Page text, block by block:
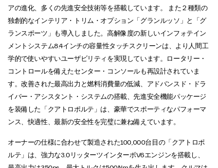
アの進化、多くの先進安全技術等を搭載しています。 また２種類の
独創的なインテリア・トリム・オプション「グランルッソ」と「グ
ランスポーツ」も導入しました。高解像度の新しいインフォテイン
メントシステム8.4インチの容量性タッチスクリーンは、より人間工
学的で使いやすいユーザビリティを実現しています。ロータリー・
コントロールを備えたセンター・コンソールも再設計されていま
す。改善された最高出力と燃料消費量の低減、アドバンスド・ドラ
イバー・アシスタント・システムの搭載、先進安全機能パッケージ
を装備した「クアトロポルテ」は、豪華でスポーティなパフォーマ
ンス、快適性、最新の安全性を完璧に兼ね備えています。
オーナーの仕様に合わせて製造された100,000台目の「クアトロポ
ルテ」は、強力な3.0リッターツインターボV6エンジンを搭載し、